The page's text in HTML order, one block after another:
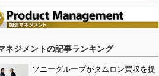
ネジメントの記事ランキング
ソニーグループがタムロン買収を提